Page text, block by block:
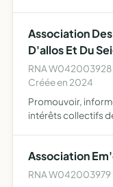
Association
D'allos Et Du
RNA W042003928
Créée en 2024
Promouvoir,
intérêts collectifs
Association
RNA W042003979